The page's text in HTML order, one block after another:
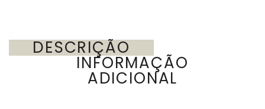
DESCRIÇÃO
INFORMAÇÃO
ADICIONAL